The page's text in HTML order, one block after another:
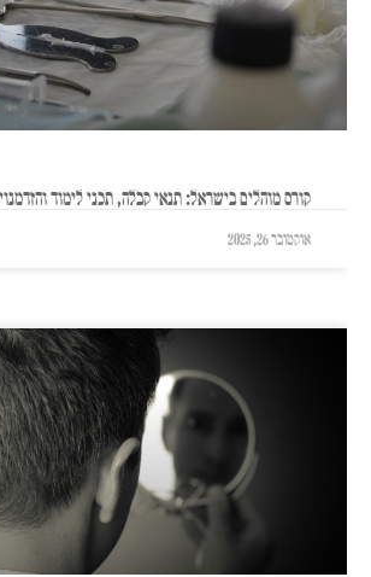
קורס מוהלים בישראל: תנאי קבלה, תכני לימוד
אוקטובר 26, 2025